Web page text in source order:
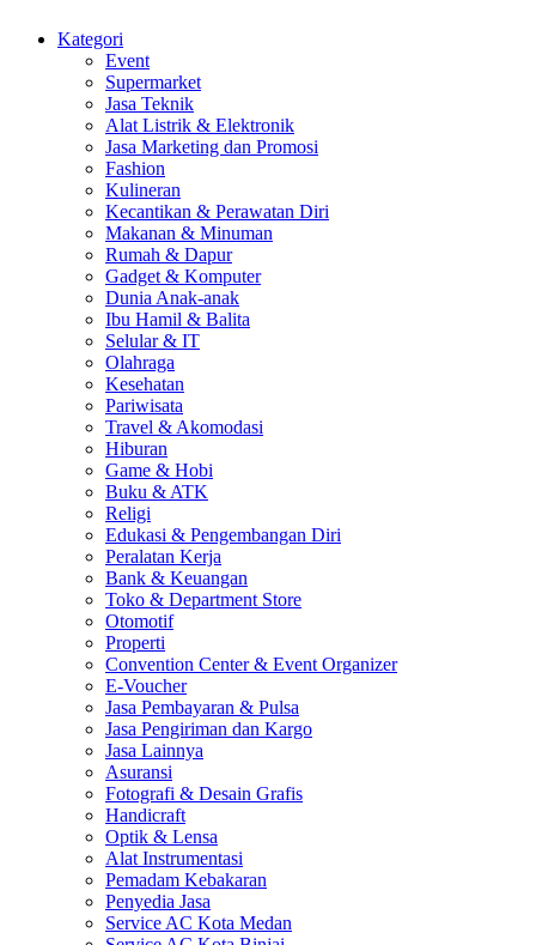
Kategori
Event
Supermarket
Jasa Teknik
Alat Listrik & Elektronik
Jasa Marketing dan Promosi
Fashion
Kulineran
Kecantikan & Perawatan Diri
Makanan & Minuman
Rumah & Dapur
Gadget & Komputer
Dunia Anak-anak
Ibu Hamil & Balita
Selular & IT
Olahraga
Kesehatan
Pariwisata
Travel & Akomodasi
Hiburan
Game & Hobi
Buku & ATK
Religi
Edukasi & Pengembangan Diri
Peralatan Kerja
Bank & Keuangan
Toko & Department Store
Otomotif
Properti
Convention Center & Event Organizer
E-Voucher
Jasa Pembayaran & Pulsa
Jasa Pengiriman dan Kargo
Jasa Lainnya
Asuransi
Fotografi & Desain Grafis
Handicraft
Optik & Lensa
Alat Instrumentasi
Pemadam Kebakaran
Penyedia Jasa
Service AC Kota Medan